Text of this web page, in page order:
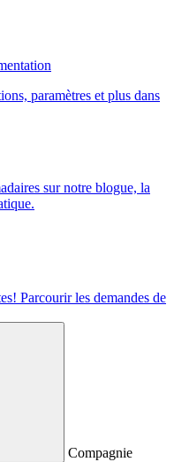
paramètres et plus dans
sur notre blogue, la
Parcourir les demandes de
Compagnie